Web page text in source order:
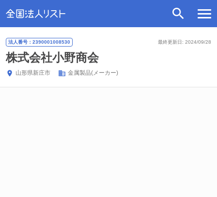
最終更新日: 2024/09/28
法人番号：2390001008530
株式会社小野商会
山形県新庄市 金属製品(メーカー)